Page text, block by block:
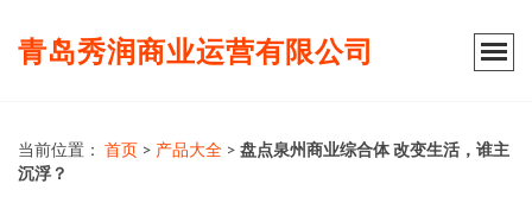
青岛秀润商业运营有限公司
当前位置： 首页 > 产品大全 > 盘点泉州商业综合体 改变生活，谁主
沉浮？